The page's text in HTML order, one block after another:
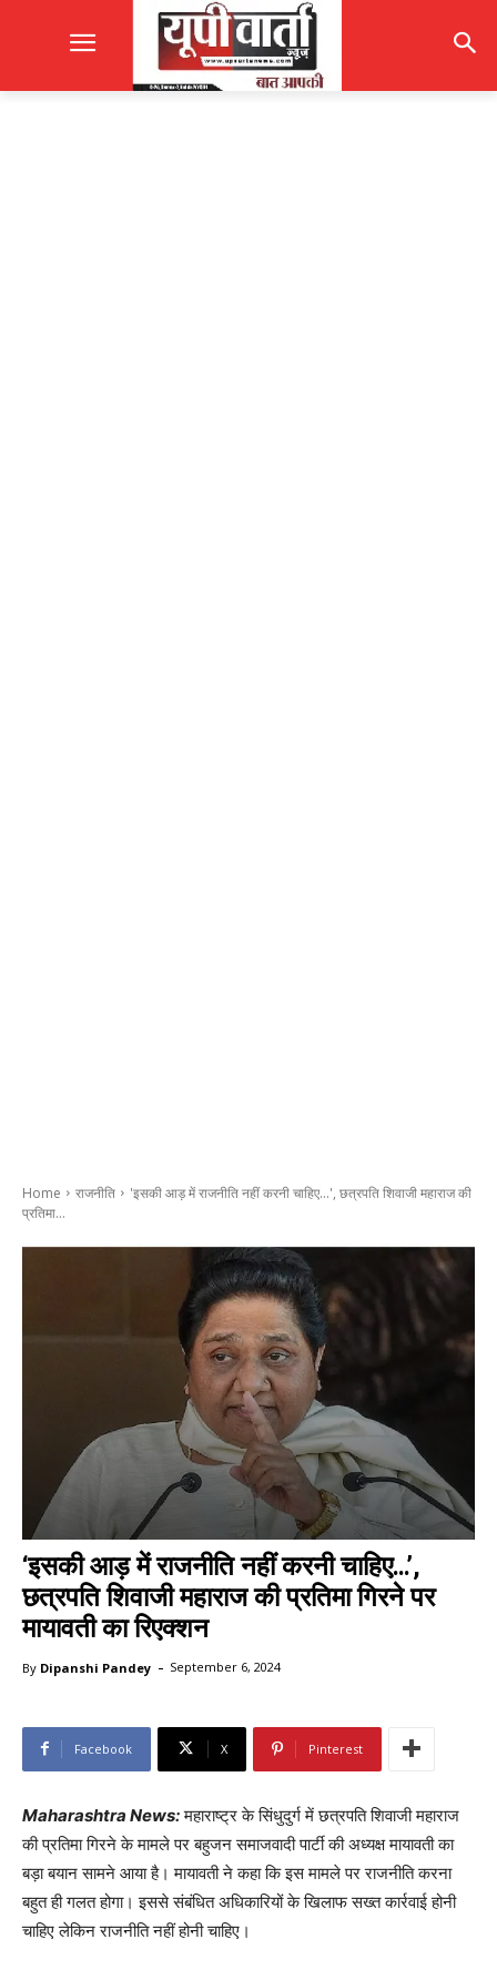
Home राजनीति
'इसकी आड़ में राजनीति नहीं करनी चाहिए...', छत्रपति शिवाजी महाराज की
प्रतिमा...
‘इसकी आड़ में राजनीति नहीं करनी चाहिए…’,
छत्रपति शिवाजी महाराज की प्रतिमा गिरने पर
मायावती का रिएक्शन
By Dipanshi Pandey - September 6, 2024
Facebook X Pinterest
Maharashtra News: महाराष्ट्र के सिंधुदुर्ग में छत्रपति शिवाजी महाराज
की प्रतिमा गिरने के मामले पर बहुजन समाजवादी पार्टी की अध्यक्ष मायावती का
बड़ा बयान सामने आया है। मायावती ने कहा कि इस मामले पर राजनीति करना
बहुत ही गलत होगा। इससे संबंधित अधिकारियों के खिलाफ सख्त कार्रवाई होनी
चाहिए लेकिन राजनीति नहीं होनी चाहिए।